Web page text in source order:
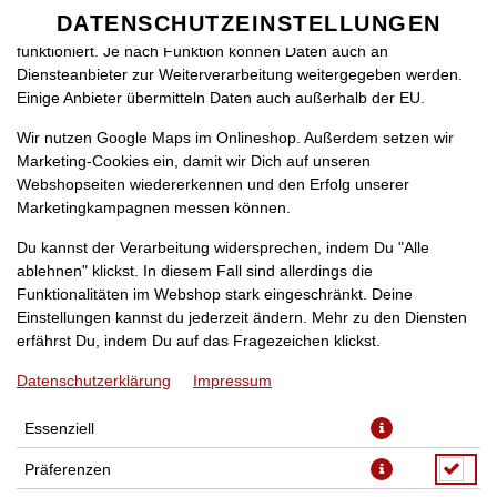
DE
SPRACHE ÄNDERN
KROKETTEN
DATENSCHUTZEINSTELLUNGEN
benötigt, damit bei Deinem Besuch unseres Webshops auch alles
funktioniert. Je nach Funktion können Daten auch an
Diensteanbieter zur Weiterverarbeitung weitergegeben werden.
Einige Anbieter übermitteln Daten auch außerhalb der EU.
Wir nutzen Google Maps im Onlineshop. Außerdem setzen wir
Marketing-Cookies ein, damit wir Dich auf unseren
Webshopseiten wiedererkennen und den Erfolg unserer
Marketingkampagnen messen können.
Du kannst der Verarbeitung widersprechen, indem Du "Alle
ablehnen" klickst. In diesem Fall sind allerdings die
Funktionalitäten im Webshop stark eingeschränkt. Deine
Einstellungen kannst du jederzeit ändern. Mehr zu den Diensten
erfährst Du, indem Du auf das Fragezeichen klickst.
Datenschutzerklärung Impressum
Essenziell
Präferenzen